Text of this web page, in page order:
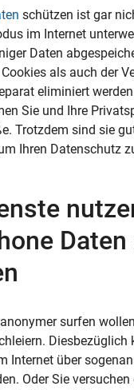
schützen ist gar
im Internet
Daten
als auch der
eliminiert
Sie und Ihre
Trotzdem sind sie
Ihren Datenschutz
Daten
surfen
Diesbezüglich
Internet über
Oder Sie